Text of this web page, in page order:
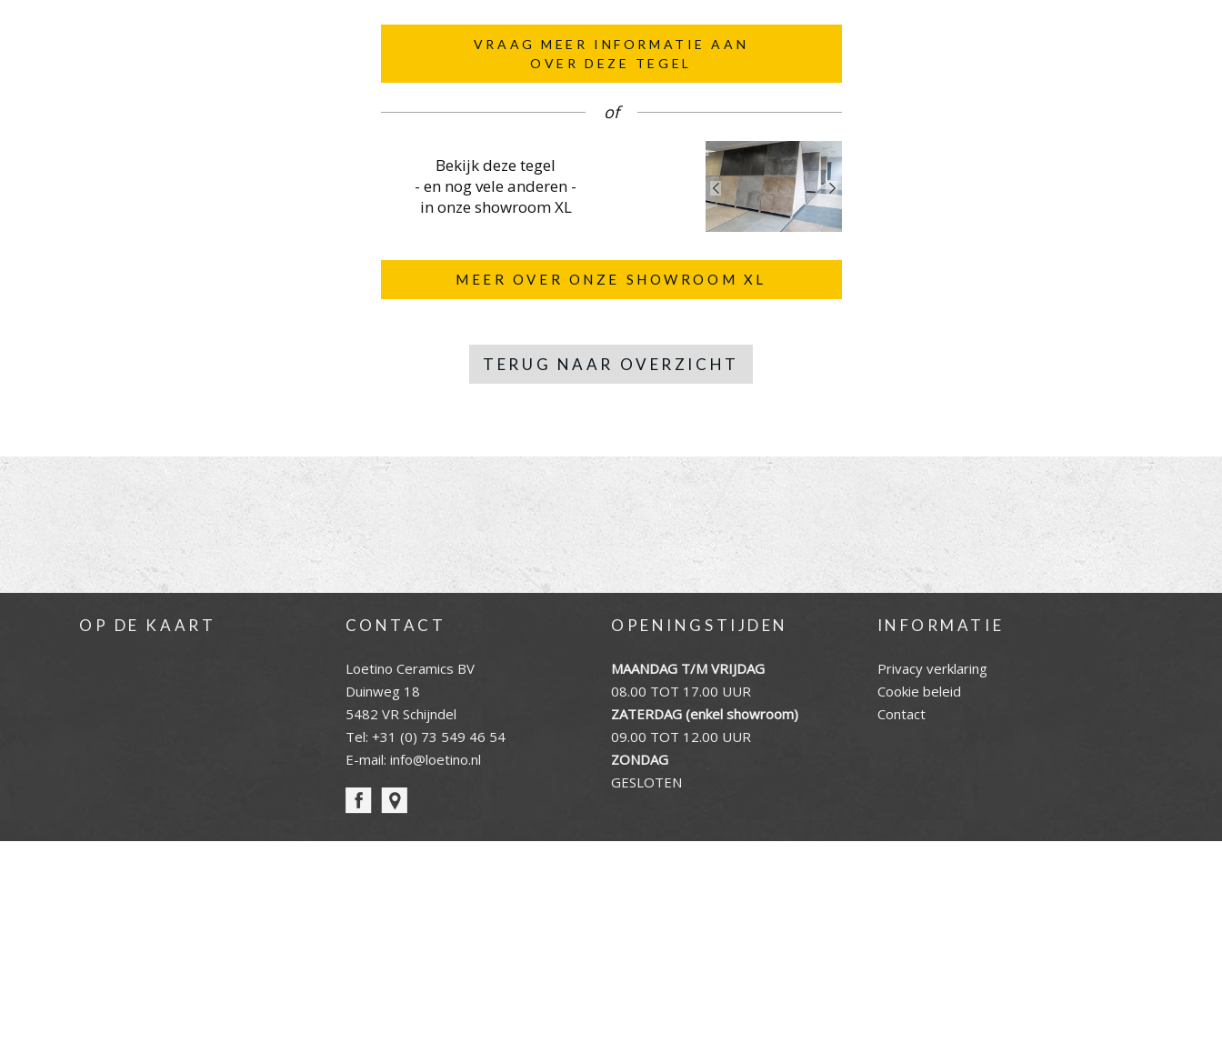
VRAAG MEER INFORMATIE AAN
OVER DEZE TEGEL
of
Bekijk deze tegel
- en nog vele anderen -
in onze showroom XL
MEER OVER ONZE SHOWROOM XL
TERUG NAAR OVERZICHT
OP DE KAART CONTACT
Loetino Ceramics BV
Duinweg 18
5482 VR Schijndel
Tel: +31 (0) 73 549 46 54
E-mail: info@loetino.nl
OPENINGSTIJDEN
MAANDAG T/M VRIJDAG
08.00 TOT 17.00 UUR
ZATERDAG (enkel showroom)
09.00 TOT 12.00 UUR
ZONDAG
GESLOTEN
INFORMATIE
Privacy verklaring
Cookie beleid
Contact